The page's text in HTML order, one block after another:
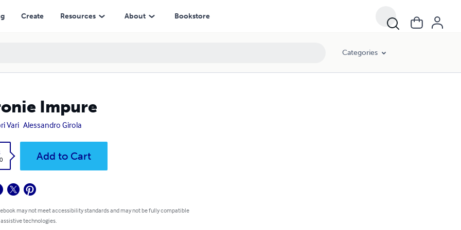
Create Resources About Bookstore
Categories
Impure
Vari Alessandro Girola
Add to Cart
may not meet accessibility standards and may not be fully compatible
technologies.